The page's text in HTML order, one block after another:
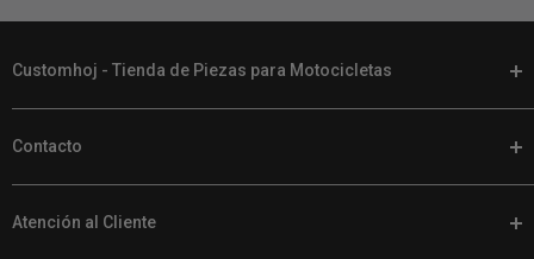
Customhoj - Tienda de Piezas para Motocicletas
de personalizar tu moto, encontrarás las mejores piezas y
Tenemos un montón de piezas para Harley Davidsons, otras V-
Contacto
Email:supporto@customhoj.es
Atención al Cliente